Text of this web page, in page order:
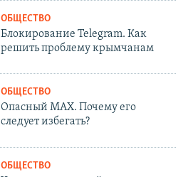
ОБЩЕСТВО
Блокирование Telegram. Как
решить проблему крымчанам
ОБЩЕСТВО
Опасный MAX. Почему его
следует избегать?
ОБЩЕСТВО